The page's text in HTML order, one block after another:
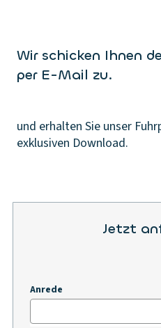
Wir schicken Ihnen
per E-Mail zu.
und erhalten Sie unser
exklusiven Download.
Jetzt
Anrede